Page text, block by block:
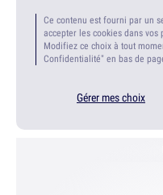
Ce contenu est fourni par un
accepter les cookies dans
Modifiez ce choix à tout
Confidentialité" en bas de
Gérer mes choix